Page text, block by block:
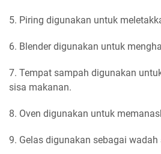
5. Piring digunakan untuk
6. Blender digunakan untuk
7. Tempat sampah digunakan
sisa makanan.
8. Oven digunakan untuk
9. Gelas digunakan sebagai